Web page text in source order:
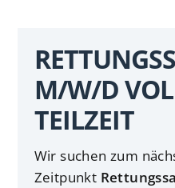
M/W/D
TEILZEIT
Wir suchen zum
Zeitpunkt